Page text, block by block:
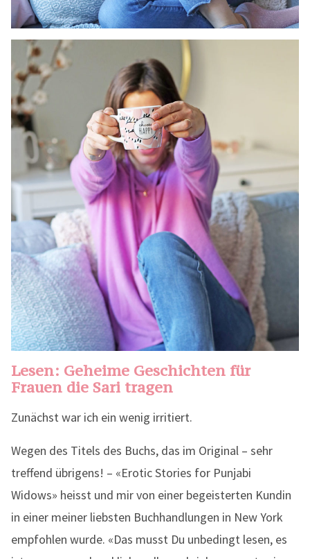
Lesen: Geheime Geschichten für
Frauen die Sari tragen
Zunächst war ich ein wenig irritiert.
Wegen des Titels des Buchs, das im Original – sehr
treffend übrigens! – «Erotic Stories for Punjabi
Widows» heisst und mir von einer begeisterten Kundin
in einer meiner liebsten Buchhandlungen in New York
empfohlen wurde. «Das musst Du unbedingt lesen, es